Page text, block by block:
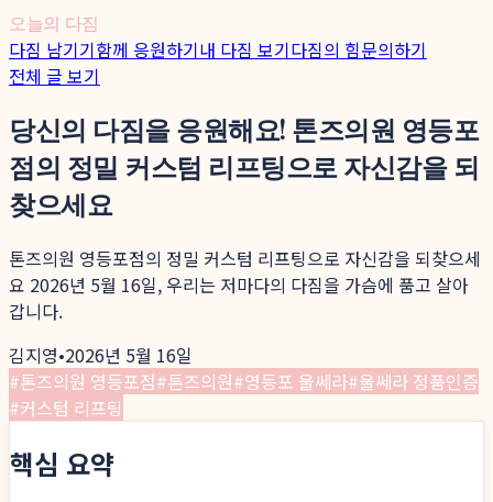
오늘의 다짐
다짐 남기기함께 응원하기내 다짐 보기다짐의 힘문의하기
전체 글 보기
당신의 다짐을 응원해요! 톤즈의원 영등포
점의 정밀 커스텀 리프팅으로 자신감을 되
찾으세요
톤즈의원 영등포점의 정밀 커스텀 리프팅으로 자신감을 되찾으세
요 2026년 5월 16일, 우리는 저마다의 다짐을 가슴에 품고 살아
갑니다.
김지영•2026년 5월 16일
#톤즈의원 영등포점#톤즈의원#영등포 울쎄라#울쎄라 정품인증
#커스텀 리프팅
핵심 요약